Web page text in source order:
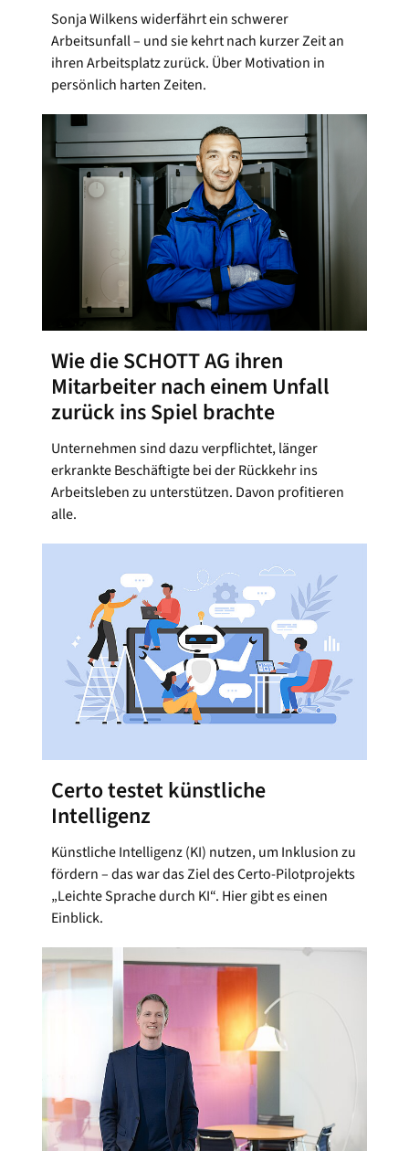
Sonja Wilkens widerfährt ein schwerer
Arbeitsunfall – und sie kehrt nach kurzer Zeit an
ihren Arbeitsplatz zurück. Über Motivation in
persönlich harten Zeiten.
Wie die SCHOTT AG ihren
Mitarbeiter nach einem Unfall
zurück ins Spiel brachte
Unternehmen sind dazu verpflichtet, länger
erkrankte Beschäftigte bei der Rückkehr ins
Arbeitsleben zu unterstützen. Davon profitieren
alle.
Certo testet künstliche
Intelligenz
Künstliche Intelligenz (KI) nutzen, um Inklusion zu
fördern – das war das Ziel des Certo-Pilotprojekts
„Leichte Sprache durch KI“. Hier gibt es einen
Einblick.